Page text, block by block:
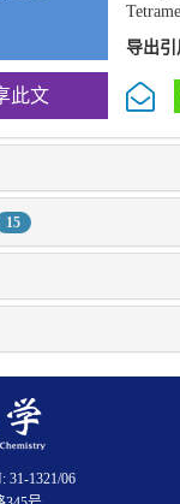
导出引
此文
15
31-1321/06